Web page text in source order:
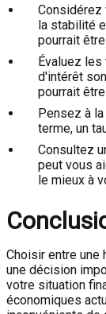
Considérez
la stabilité
pourrait
Évaluez
d'intérêt
pourrait
Pensez à
terme, un
Consultez
peut vous
le mieux à
Choisir entre une
une décision
votre situation
économiques